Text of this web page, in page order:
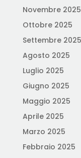
Novembre 2025
Ottobre 2025
Settembre 2025
Agosto 2025
Luglio 2025
Giugno 2025
Maggio 2025
Aprile 2025
Marzo 2025
Febbraio 2025